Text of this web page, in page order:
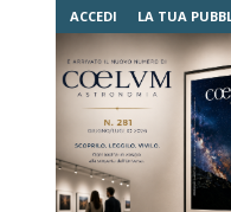
ACCEDI LA TUA